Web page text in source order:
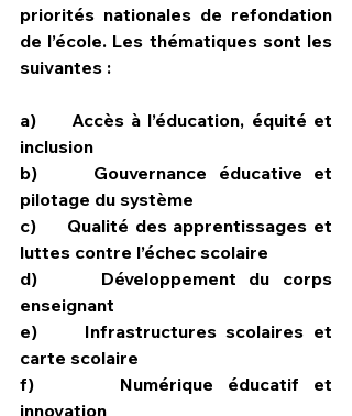
priorités nationales de refondation
de l’école. Les thématiques sont les
suivantes :
a)     Accès à l’éducation, équité et
inclusion
b)     Gouvernance éducative et
pilotage du système
c)     Qualité des apprentissages et
luttes contre l’échec scolaire
d)     Développement du corps
enseignant
e)     Infrastructures scolaires et
carte scolaire
f)      Numérique éducatif et
innovation